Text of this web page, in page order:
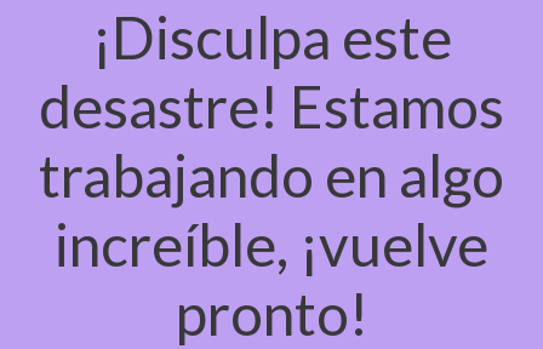
¡Disculpa este
desastre! Estamos
trabajando en algo
increíble, ¡vuelve
pronto!